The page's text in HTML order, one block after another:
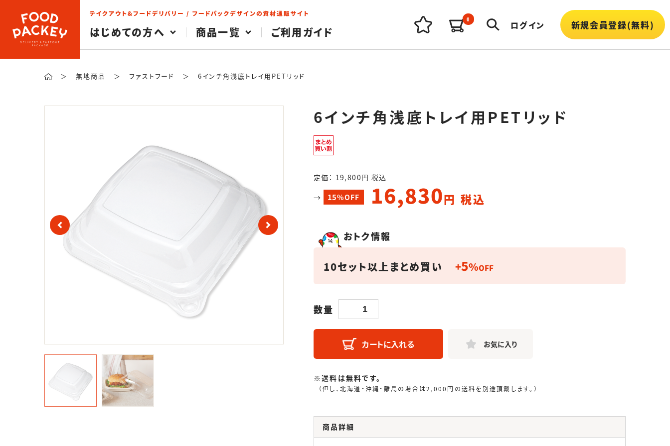
はじめての方へ 商品一覧 ご利用ガイド
0 ログイン 新規会員登録(無料)
＞ 無地商品 ＞ ファストフード ＞ 6インチ角浅底トレイ用PETリッド
6インチ角浅底トレイ用PETリッド
定価： 19,800円 税込
→
15%OFF 16,830円 税込
おトク情報
10セット以上まとめ買い +5%OFF
数量
カートに入れる お気に入り
※送料は無料です。
（但し、北海道・沖縄・離島の場合は2,000円の送料を別途頂戴します。）
商品詳細